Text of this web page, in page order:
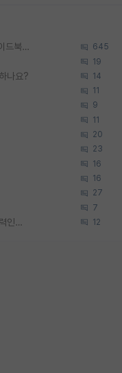
[무료] 2026 미국 대학원 유학 스타터팩 - 가이드북 & 합격자 컨택메일 템플릿 645
19
나요? 14
11
9
11
20
23
16
16
27
7
박사진학하기에 2억은 괜찮은 (?) 정도의 경제력인가요 12